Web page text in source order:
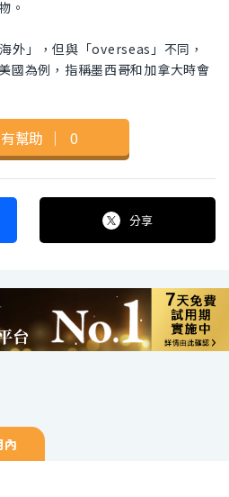
。
外」，但與「overseas」不同，
國為例，指稱墨西哥和加拿大時會
有幫助 ｜ 0
分享
內